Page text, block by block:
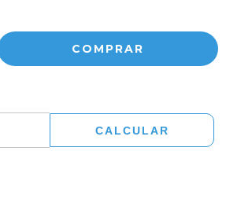
CALCULAR